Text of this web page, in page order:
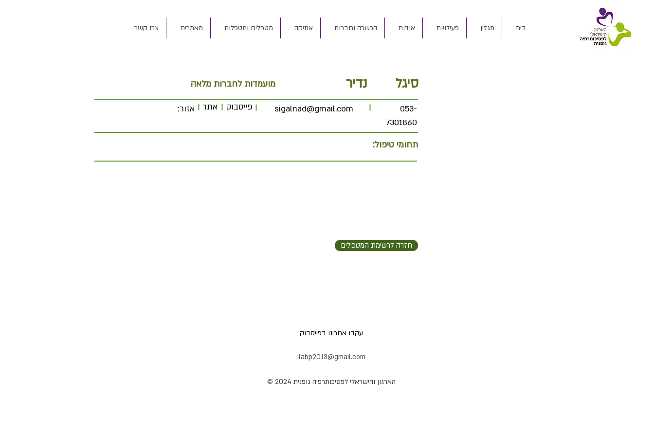
בית מגזין פעילויות אודות הכשרה וחברות אתיקה מטפלים ומטפלות מאמרים צרו קשר
סיגל נדיר מועמדות לחברות מלאה
053-
7301860
פייסבוק אתר sigalnad@gmail.com אזור:
תחומי טיפול:
חזרה לרשימת המטפלים
עקבו אחרינו בפייסבוק
ilabp2013@gmail.com
הארגון והישראלי לפסיכותרפיה גופנית 2024 ©